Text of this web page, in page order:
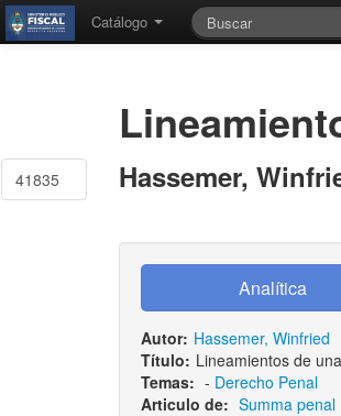
Catálogo
41835 Hassemer,
Autor: Hassemer, Winfried
Título: Lineamientos de
Temas: - Derecho Penal
Articulo de: Summa